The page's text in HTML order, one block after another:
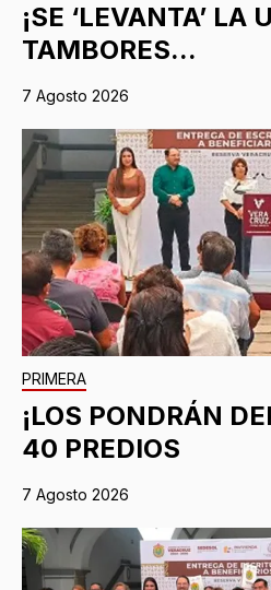
¡SE ‘LEVANTA’ LA
TAMBORES...
7 Agosto 2026
PRIMERA
¡LOS PONDRÁN
40 PREDIOS
7 Agosto 2026